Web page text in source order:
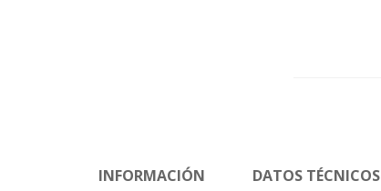
INFORMACIÓN DATOS TÉCNICOS